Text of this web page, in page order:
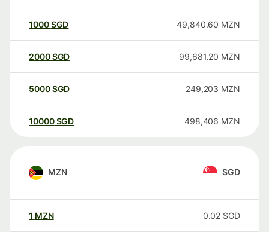
1000SGD 49,840.60 MZN
2000SGD 99,681.20 MZN
5000SGD 249,203 MZN
10000 SGD 498,406 MZN
MZN SGD
1 MZN 0.02 SGD